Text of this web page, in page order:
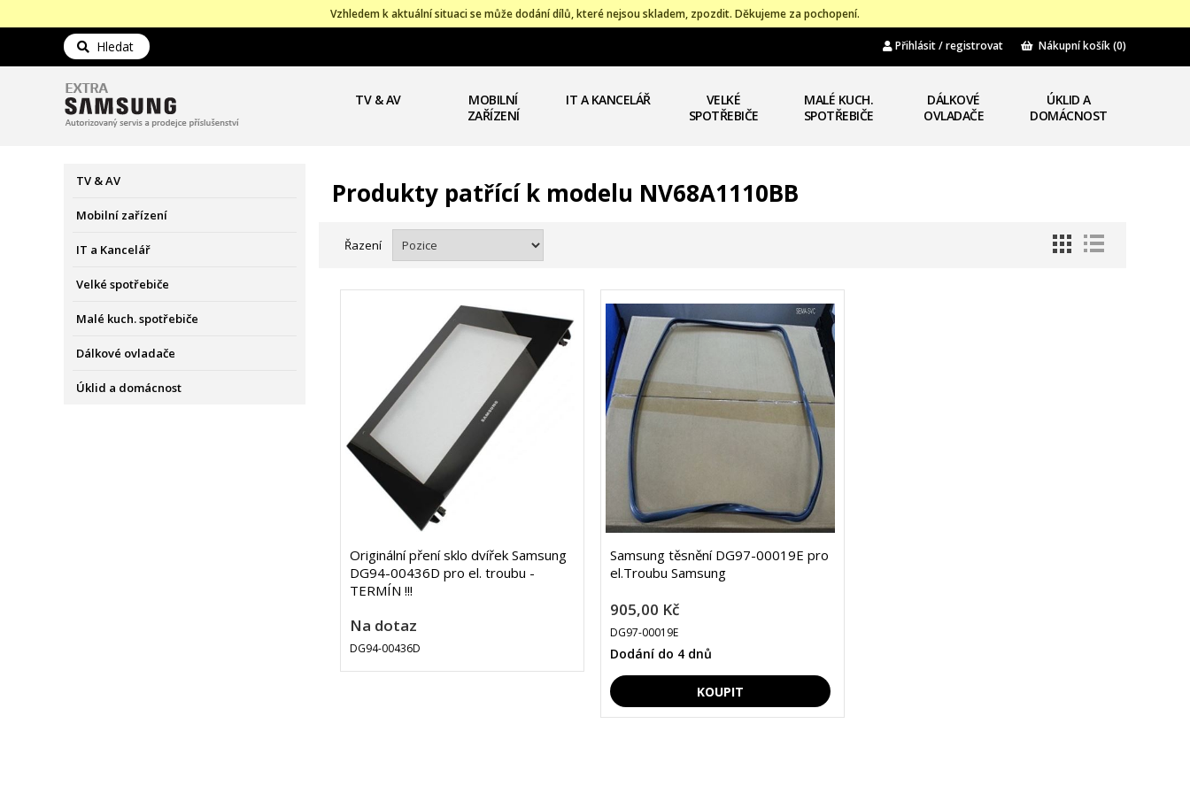
Vzhledem k aktuální situaci se může dodání dílů, které nejsou skladem, zpozdit. Děkujeme za pochopení.
Hledat Přihlásit / registrovat Nákupní košík(0)
TV & AV
MOBILNÍ
ZAŘÍZENÍ
IT A KANCELÁŘ
VELKÉ
SPOTŘEBIČE
MALÉ KUCH.
SPOTŘEBIČE
DÁLKOVÉ
OVLADAČE
ÚKLID A
DOMÁCNOST
TV & AV
Mobilní zařízení
IT a Kancelář
Velké spotřebiče
Malé kuch. spotřebiče
Dálkové ovladače
Úklid a domácnost
Produkty patřící k modelu NV68A1110BB
Řazení
Originální pření sklo dvířek Samsung
DG94-00436D pro el. troubu -
TERMÍN !!!
Na dotaz
DG94-00436D
Samsung těsnění DG97-00019E pro
el.Troubu Samsung
905,00 Kč
DG97-00019E
Dodání do 4 dnů